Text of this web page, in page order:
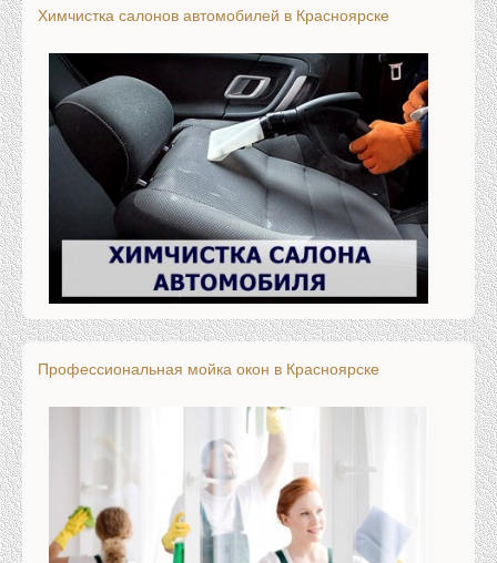
Химчистка салонов автомобилей в Красноярске
Профессиональная мойка окон в Красноярске